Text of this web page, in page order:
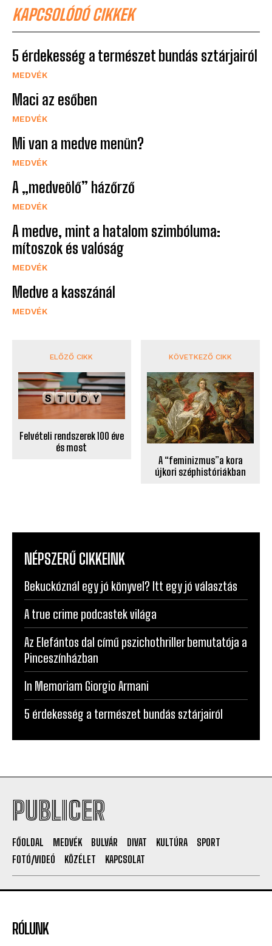
KAPCSOLÓDÓ CIKKEK
5 érdekesség a természet bundás sztárjairól
MEDVÉK
Maci az esőben
MEDVÉK
Mi van a medve menün?
MEDVÉK
A „medveölő” házőrző
MEDVÉK
A medve, mint a hatalom szimbóluma:
mítoszok és valóság
MEDVÉK
Medve a kasszánál
MEDVÉK
ELŐZŐ CIKK
Felvételi rendszerek 100 éve
és most
KÖVETKEZŐ CIKK
A “feminizmus”a kora
újkori széphistóriákban
NÉPSZERŰ CIKKEINK
Bekuckóznál egy jó könyvel? Itt egy jó választás
A true crime podcastek világa
Az Elefántos dal című pszichothriller bemutatója a
Pinceszínházban
In Memoriam Giorgio Armani
5 érdekesség a természet bundás sztárjairól
PUBLICER
FŐOLDAL MEDVÉK BULVÁR DIVAT KULTÚRA
SPORT
FOTÓ/VIDEÓ
KÖZÉLET KAPCSOLAT
RÓLUNK